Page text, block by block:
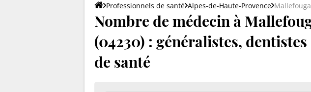
Professionnels de santé Alpes-de-Haute-Provence
Nombre de médecin à
(04230) : généralistes,
de santé